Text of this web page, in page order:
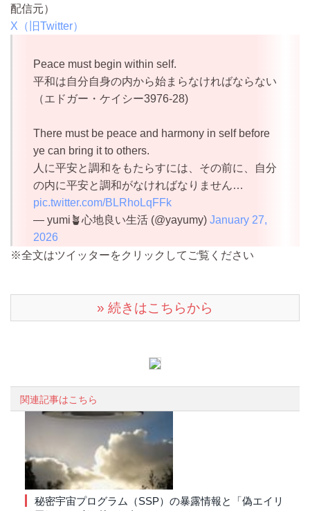
配信元）
X（旧Twitter）
Peace must begin within self.
平和は自分自身の内から始まらなければならない
（エドガー・ケイシー3976-28)
There must be peace and harmony in self before
ye can bring it to others.
人に平安と調和をもたらすには、その前に、自分
の内に平安と調和がなければなりません…
pic.twitter.com/BLRhoLqFFk
— yumi🪴心地良い生活 (@yayumy) January 27,
2026
※全文はツイッターをクリックしてご覧ください
» 続きはこちらから
関連記事はこちら
秘密宇宙プログラム（SSP）の暴露情報と「偽エイリ